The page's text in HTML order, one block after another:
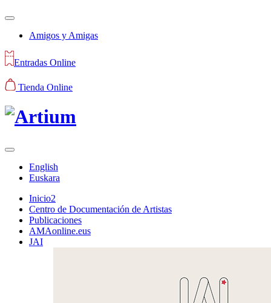
Amigos y Amigas
Entradas Online
Tienda Online
English
Euskara
Inicio2
Centro de Documentación de Artistas
Publicaciones
AMAonline.eus
JAI